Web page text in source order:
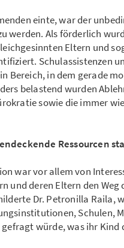
einte, war der
werden. Als förderlich
Eltern und
Schulassistenzen
Bereich, in dem gerade
belastend wurden
sowie die immer
Ressourcen
war vor allem von
und deren Eltern den
Dr. Petronilla Raila,
Schulen,
würde, was ihr Kind